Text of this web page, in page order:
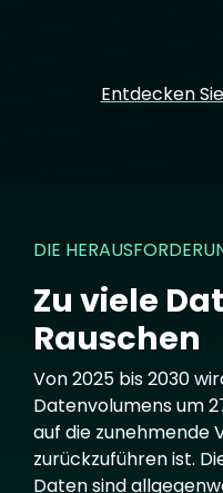
Entdecken
DIE
Zu viele
Rauschen
Von 2025 bis 2030
Datenvolumens um
auf die zunehmende
zurückzuführen ist.
Daten sind